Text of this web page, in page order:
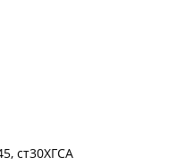
ст30ХГСА